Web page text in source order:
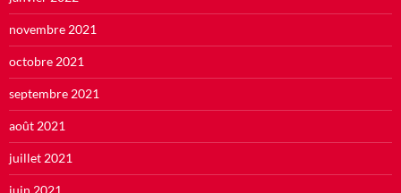
novembre 2021
octobre 2021
septembre 2021
août 2021
juillet 2021
juin 2021